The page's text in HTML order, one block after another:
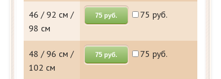
46 / 92 см /
98 см
75 руб. 75 руб.
48 / 96 см /
102 см
75 руб. 75 руб.